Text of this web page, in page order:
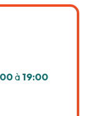
à 19:00